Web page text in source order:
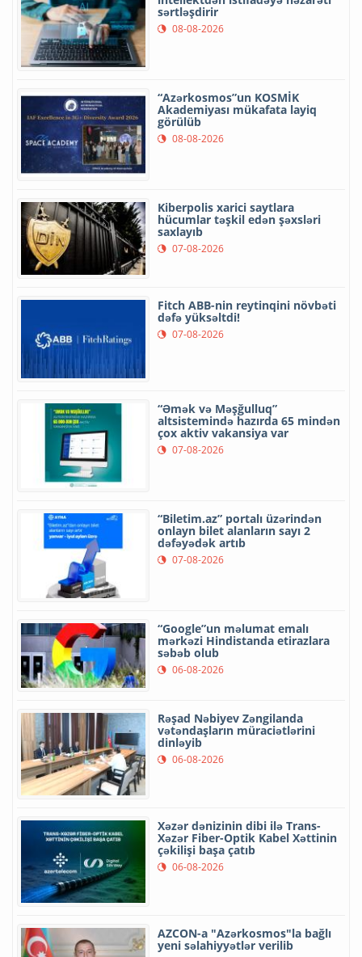
sərtləşdirir
08-08-2026
“Azərkosmos”un KOSMİK
Akademiyası mükafata layiq
görülüb
08-08-2026
Kiberpolis xarici saytlara
hücumlar təşkil edən şəxsləri
saxlayıb
07-08-2026
Fitch ABB-nin reytinqini növbəti
dəfə yüksəltdi!
07-08-2026
“Əmək və Məşğulluq”
altsistemində hazırda 65 mindən
çox aktiv vakansiya var
07-08-2026
“Biletim.az” portalı üzərindən
onlayn bilet alanların sayı 2
dəfəyədək artıb
07-08-2026
“Google”un məlumat emalı
mərkəzi Hindistanda etirazlara
səbəb olub
06-08-2026
Rəşad Nəbiyev Zəngilanda
vətəndaşların müraciətlərini
dinləyib
06-08-2026
Xəzər dənizinin dibi ilə Trans-
Xəzər Fiber-Optik Kabel Xəttinin
çəkilişi başa çatıb
06-08-2026
AZCON-a "Azərkosmos"la bağlı
yeni səlahiyyətlər verilib